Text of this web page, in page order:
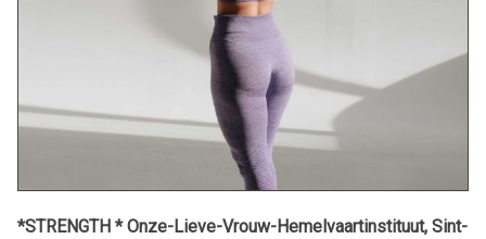
*STRENGTH * Onze-Lieve-Vrouw-Hemelvaartinstituut, Sint-